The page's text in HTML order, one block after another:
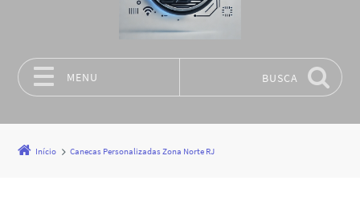
MENU BUSCA
Início Canecas Personalizadas Zona Norte RJ